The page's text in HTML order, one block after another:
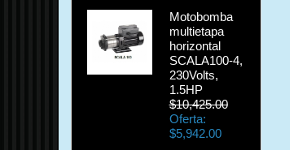
Motobomba
multietapa
horizontal
SCALA100-4,
230Volts,
1.5HP
$10,425.00
Oferta:
$5,942.00